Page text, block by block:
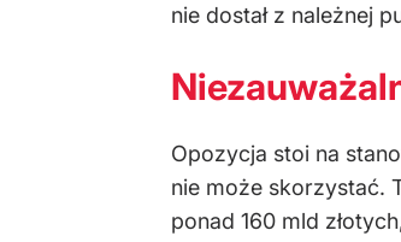
nie dostał z należnej
Opozycja stoi na
nie może skorzystać.
ponad 160 mld